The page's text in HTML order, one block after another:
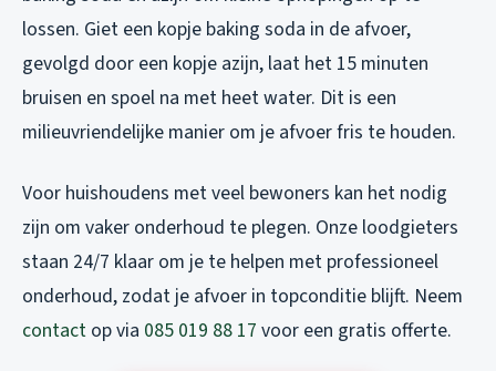
lossen. Giet een kopje baking soda in de afvoer,
gevolgd door een kopje azijn, laat het 15 minuten
bruisen en spoel na met heet water. Dit is een
milieuvriendelijke manier om je afvoer fris te houden.
Voor huishoudens met veel bewoners kan het nodig
zijn om vaker onderhoud te plegen. Onze loodgieters
staan 24/7 klaar om je te helpen met professioneel
onderhoud, zodat je afvoer in topconditie blijft. Neem
contact op via 085 019 88 17 voor een gratis offerte.